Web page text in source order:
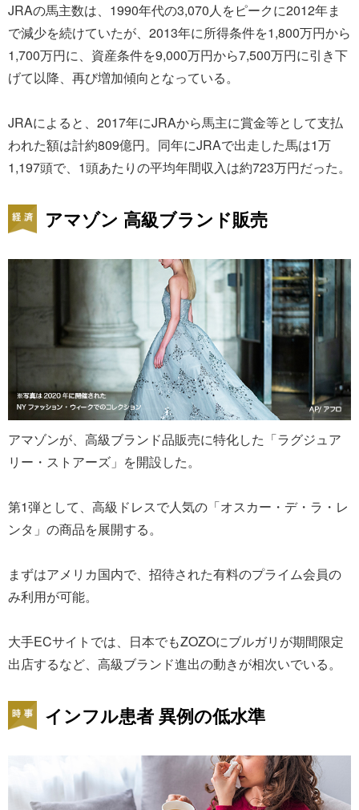
JRAの馬主数は、1990年代の3,070人をピークに2012年ま
で減少を続けていたが、2013年に所得条件を1,800万円から
1,700万円に、資産条件を9,000万円から7,500万円に引き下
げて以降、再び増加傾向となっている。
JRAによると、2017年にJRAから馬主に賞金等として支払
われた額は計約809億円。同年にJRAで出走した馬は1万
1,197頭で、1頭あたりの平均年間収入は約723万円だった。
アマゾン 高級ブランド販売
アマゾンが、高級ブランド品販売に特化した「ラグジュア
リー・ストアーズ」を開設した。
第1弾として、高級ドレスで人気の「オスカー・デ・ラ・レ
ンタ」の商品を展開する。
まずはアメリカ国内で、招待された有料のプライム会員の
み利用が可能。
大手ECサイトでは、日本でもZOZOにブルガリが期間限定
出店するなど、高級ブランド進出の動きが相次いでいる。
インフル患者 異例の低水準